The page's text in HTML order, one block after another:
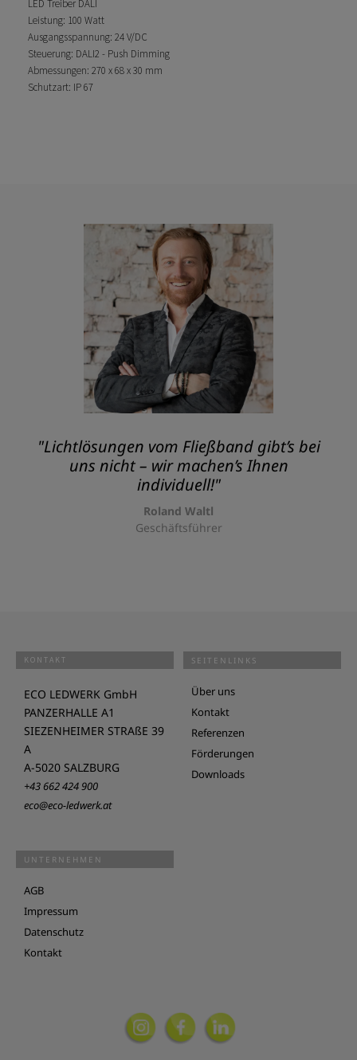
LED Treiber DALI
Leistung: 100 Watt
Ausgangsspannung: 24 V/DC
Steuerung: DALI2 - Push Dimming
Abmessungen: 270 x 68 x 30 mm
Schutzart: IP 67
"Lichtlösungen vom Fließband gibt’s bei
uns nicht – wir machen’s Ihnen
individuell!"
Roland Waltl
Geschäftsführer
KONTAKT
ECO LEDWERK GmbH
PANZERHALLE A1
SIEZENHEIMER STRAßE 39
A
A-5020 SALZBURG
+43 662 424 900
eco@eco-ledwerk.at
SEITENLINKS
Über uns
Kontakt
Referenzen
Förderungen
Downloads
UNTERNEHMEN
AGB
Impressum
Datenschutz
Kontakt